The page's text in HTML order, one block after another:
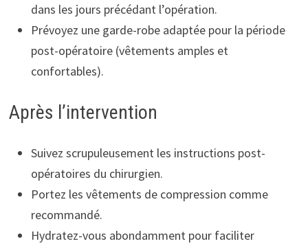
dans les jours précédant l’opération.
Prévoyez une garde-robe adaptée pour la période
post-opératoire (vêtements amples et
confortables).
Après l’intervention
Suivez scrupuleusement les instructions post-
opératoires du chirurgien.
Portez les vêtements de compression comme
recommandé.
Hydratez-vous abondamment pour faciliter